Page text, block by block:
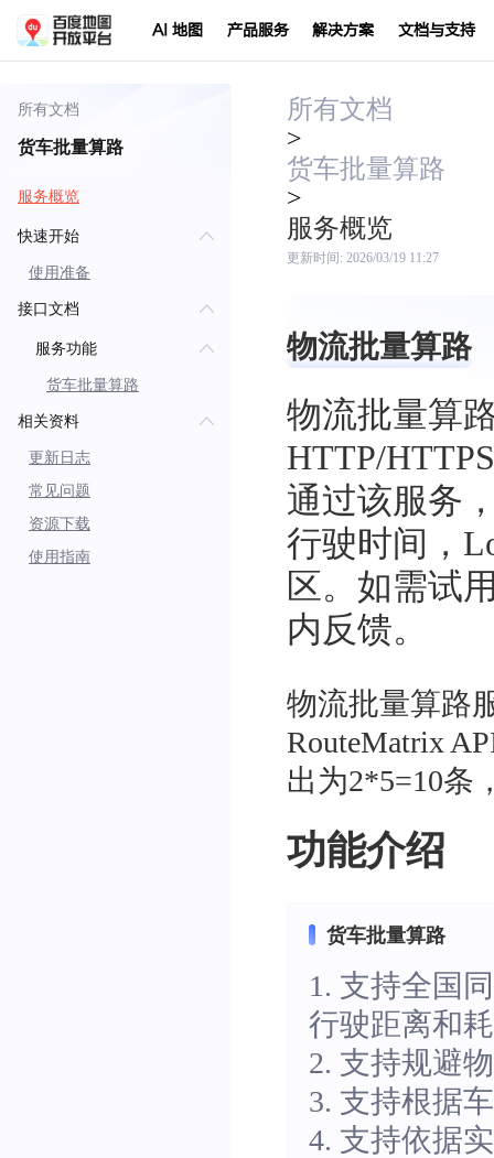
AI 地图 产品服务 解决方案 文档与支持
所有文档
货车批量算路
服务概览
快速开始
使用准备
接口文档
服务功能
货车批量算路
相关资料
更新日志
常见问题
资源下载
使用指南
所有文档
>
货车批量算路
>
服务概览
更新时间: 2026/03/19 11:27
物流批量算路
物流批量算
HTTP/
通过该服务
行驶时间，
区。如需试
内反馈。
物流批量算路
RouteMatrix
出为2*5=10条
功能介绍
货车批量算路
1. 支持全国
行驶距离和
2. 支持规避
3. 支持根据
4. 支持依据